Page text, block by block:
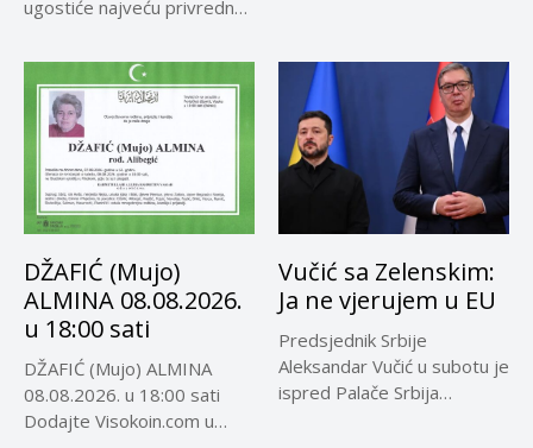
ugostiće najveću privrednu
DŽAFIĆ (Mujo)
ALMINA 08.08.2026.
u 18:00 sati
DŽAFIĆ (Mujo) ALMINA
08.08.2026. u 18:00 sati
Dodajte Visokoin.com u
Vučić sa Zelenskim:
Ja ne vjerujem u EU
Predsjednik Srbije
Aleksandar Vučić u subotu je
ispred Palače Srbija